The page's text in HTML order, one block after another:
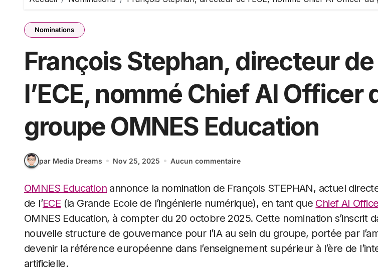
Nominations
François Stephan, directeur de
l’ECE, nommé Chief AI Officer
groupe OMNES Education
par Media Dreams Nov 25, 2025 Aucun commentaire
OMNES Education annonce la nomination de François STEPHAN, actuel
de l’ECE (la Grande Ecole de l’ingénierie numérique), en tant que Chief AI
OMNES Education, à compter du 20 octobre 2025. Cette nomination s’inscrit
nouvelle structure de gouvernance pour l’IA au sein du groupe, portée par
devenir la référence européenne dans l’enseignement supérieur à l’ère de
artificielle.